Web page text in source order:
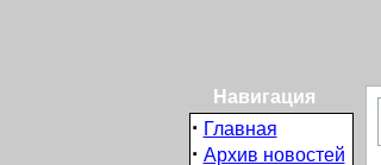
Навигация
· Главная
· Архив новостей